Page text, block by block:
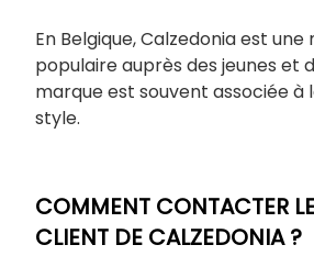
En Belgique, Calzedonia est une
populaire auprès des jeunes et
marque est souvent associée à
style.
COMMENT CONTACTER
CLIENT DE CALZEDONIA ?